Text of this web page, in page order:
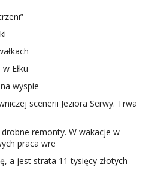
Ełku
wyspie
scenerii Jeziora Serwy. Trwa
remonty. W wakacje w
praca wre
a jest strata 11 tysięcy złotych